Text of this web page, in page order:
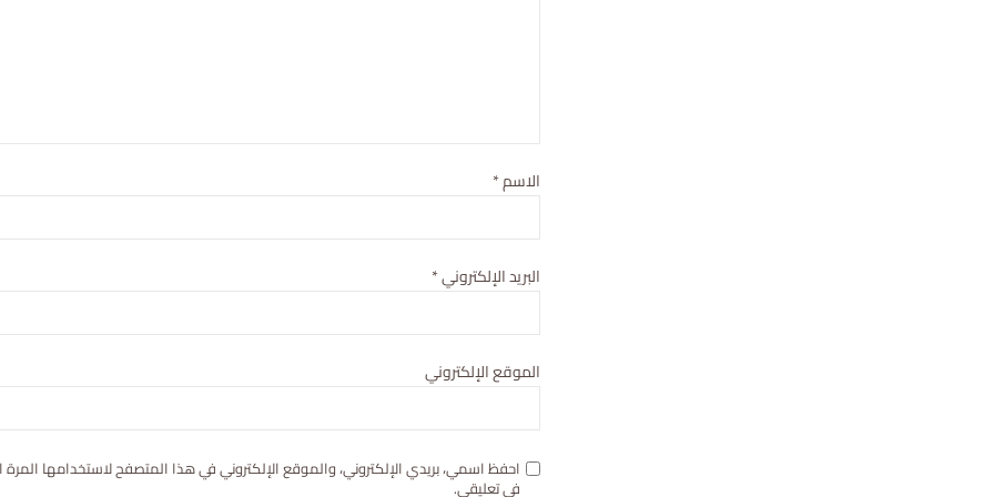
الاسم*
البريد الإلكتروني*
الموقع الإلكتروني
احفظ اسمي، بريدي الإلكتروني، والموقع الإلكتروني في هذا المتصفح لاستخدامها المرة
في تعليقي.